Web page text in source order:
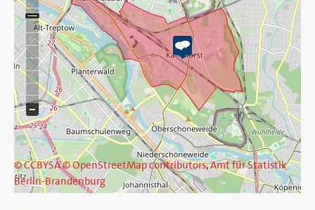
© CCBYSA© OpenStreetMap contributors,Amt für Statistik
Berlin-Brandenburg